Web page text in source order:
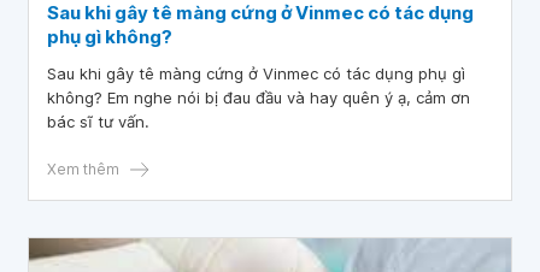
Sau khi gây tê màng cứng ở Vinmec có tác dụng
phụ gì không?
Sau khi gây tê màng cứng ở Vinmec có tác dụng phụ gì
không? Em nghe nói bị đau đầu và hay quên ý ạ, cảm ơn
bác sĩ tư vấn.
Xem thêm